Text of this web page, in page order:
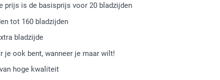
prijs is de basisprijs voor20 bladzijden
tot 160 bladzijden
bladzijde
je ook bent, wanneer je maar wilt!
hoge kwaliteit